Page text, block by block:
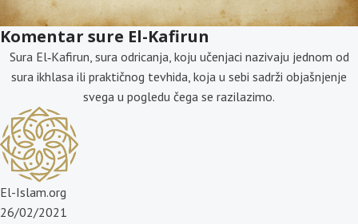
Komentar sure El-Kafirun
Sura El‐Kafirun, sura odricanja, koju učenjaci nazivaju jednom od
sura ikhlasa ili praktičnog tevhida, koja u sebi sadrži objašnjenje
svega u pogledu čega se razilazimo.
El-Islam.org
26/02/2021